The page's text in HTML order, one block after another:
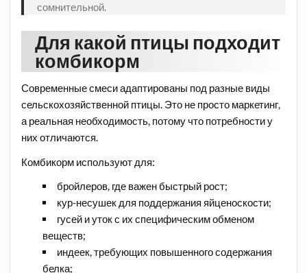
сомнительной.
Для какой птицы подходит
комбикорм
Современные смеси адаптированы под разные виды
сельскохозяйственной птицы. Это не просто маркетинг,
а реальная необходимость, потому что потребности у
них отличаются.
Комбикорм используют для:
бройлеров, где важен быстрый рост;
кур-несушек для поддержания яйценоскости;
гусей и уток с их специфическим обменом
веществ;
индеек, требующих повышенного содержания
белка;